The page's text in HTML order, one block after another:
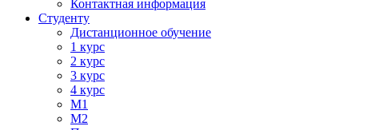
Контактная информация
Студенту
Дистанционное обучение
1 курс
2 курс
3 курс
4 курс
М1
М2